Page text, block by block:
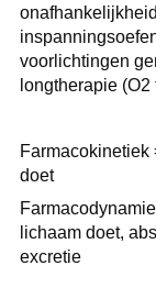
voorlichtingen
longtherapie
Farmacokinetiek
doet
lichaam doet,
excretie